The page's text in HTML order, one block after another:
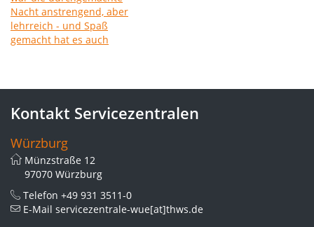
Kontakt Servicezentralen
Würzburg
Münzstraße 12
97070 Würzburg
Telefon +49 931 3511-0
E-Mail servicezentrale-wue[at]thws.de